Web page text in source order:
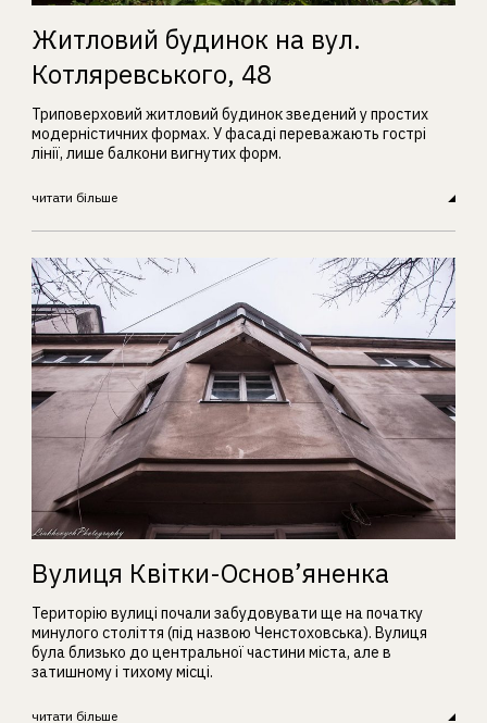
Житловий будинок на вул.
Котляревського, 48
Триповерховий житловий будинок зведений у простих
модерністичних формах. У фасаді переважають гострі
лінії, лише балкони вигнутих форм.
читати більше
Вулиця Квітки-Основ’яненка
Територію вулиці почали забудовувати ще на початку
минулого століття (під назвою Ченстоховська). Вулиця
була близько до центральної частини міста, але в
затишному і тихому місці.
читати більше